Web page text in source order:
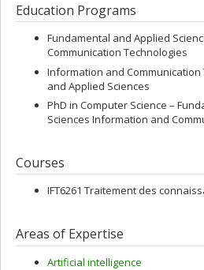
Education Programs
Fundamental and Applied
Communication Technologies
Information and
and Applied Sciences
PhD in Computer Science –
Sciences Information and
Courses
IFT6261 Traitement des
Areas of Expertise
Artificial intelligence